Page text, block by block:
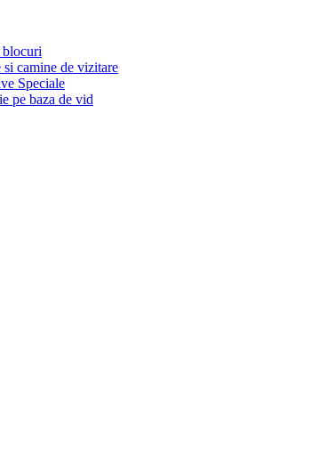
blocuri
camine de vizitare
Speciale
pe baza de vid